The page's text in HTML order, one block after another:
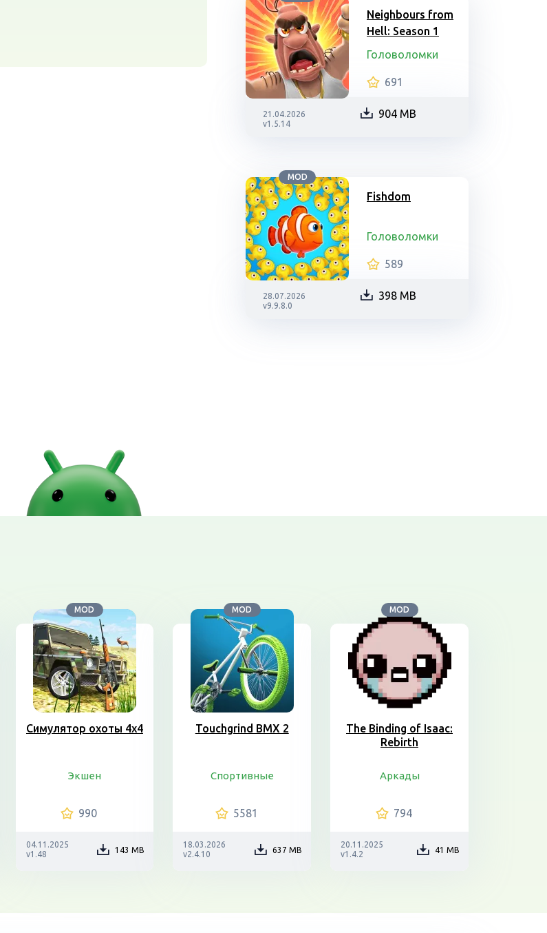
Neighbours from
Hell: Season 1
Головоломки
691
21.04.2026
v1.5.14
904 MB
MOD
Fishdom
Головоломки
589
28.07.2026
v9.9.8.0
398 MB
MOD
Симулятор охоты 4х4
Экшен
990
04.11.2025
v1.48
143 MB
MOD
Touchgrind BMX 2
Спортивные
5581
18.03.2026
v2.4.10
637 MB
MOD
The Binding of Isaac:
Rebirth
Аркады
794
20.11.2025
v1.4.2
41 MB